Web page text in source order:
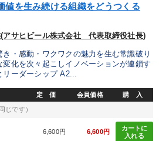
と人間力を高める知恵を身につける
ナー収録講演ＣＤ・講演ＤＶＤ・デジ
値を生み続ける組織をどうつくる
アサヒビール株式会社 代表取締役社長)
・感動・ワクワクの魅力を生む常識破り
化を次々起こしイノベーションが連鎖す
ーダーシップ A2...
定 価 会員価格 購 入
じです）
6,600円 6,600円
カートに
入れる